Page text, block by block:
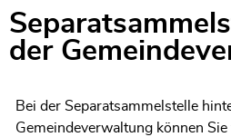
der
Bei der Separatsammelstelle
Gemeindeverwaltung können Sie